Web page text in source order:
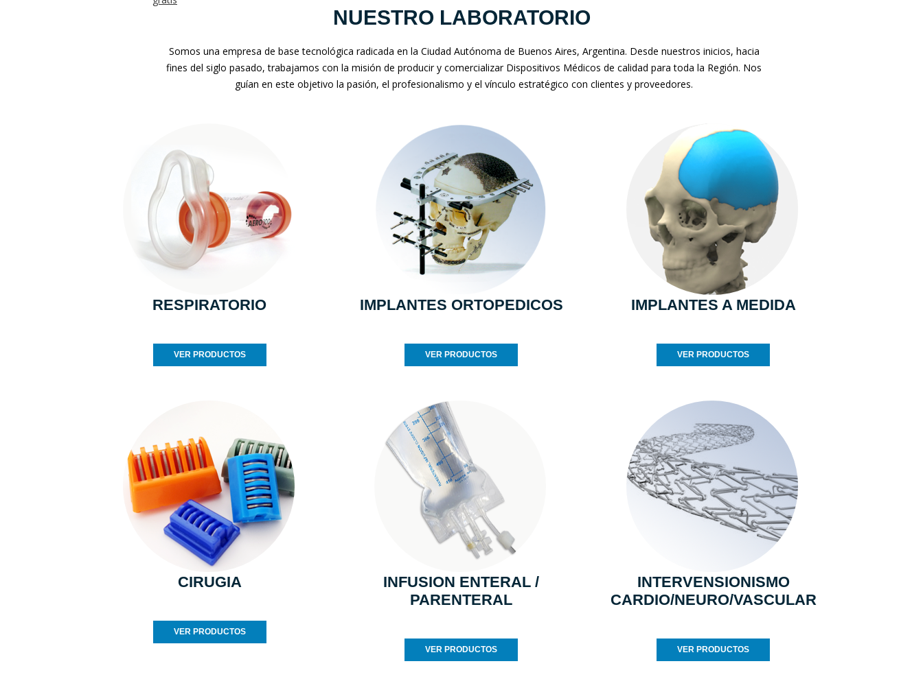
NUESTRO LABORATORIO
Somos una empresa de base tecnológica radicada en la Ciudad Autónoma de Buenos Aires, Argentina. Desde nuestros inicios, hacia
fines del siglo pasado, trabajamos con la misión de producir y comercializar Dispositivos Médicos de calidad para toda la Región. Nos
guían en este objetivo la pasión, el profesionalismo y el vínculo estratégico con clientes y proveedores.
RESPIRATORIO
VER PRODUCTOS
IMPLANTES ORTOPEDICOS
VER PRODUCTOS
IMPLANTES A MEDIDA
VER PRODUCTOS
CIRUGIA
VER PRODUCTOS
INFUSION ENTERAL /
PARENTERAL
VER PRODUCTOS
INTERVENSIONISMO
CARDIO/NEURO/VASCULAR
VER PRODUCTOS